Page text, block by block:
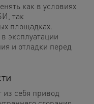
как в условиях
так
площадках.
эксплуатации
и отладки перед
из себя привод